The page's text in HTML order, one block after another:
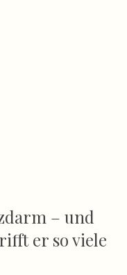
– und
er so viele